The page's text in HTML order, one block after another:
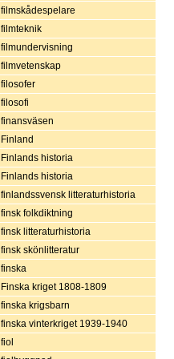
filmskådespelare
filmteknik
filmundervisning
filmvetenskap
filosofer
filosofi
finansväsen
Finland
Finlands historia
Finlands historia
finlandssvensk litteraturhistoria
finsk folkdiktning
finsk litteraturhistoria
finsk skönlitteratur
finska
Finska kriget 1808-1809
finska krigsbarn
finska vinterkriget 1939-1940
fiol